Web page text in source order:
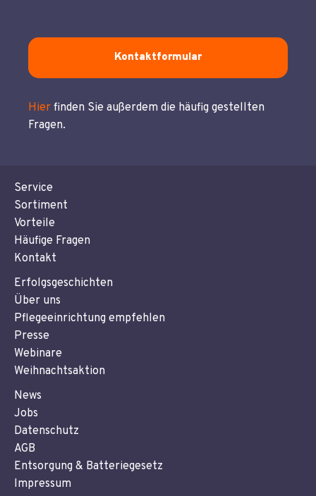
Kontaktformular
Hier finden Sie außerdem die häufig gestellten
Fragen.
Service
Sortiment
Vorteile
Häufige Fragen
Kontakt
Erfolgsgeschichten
Über uns
Pflegeeinrichtung empfehlen
Presse
Webinare
Weihnachtsaktion
News
Jobs
Datenschutz
AGB
Entsorgung & Batteriegesetz
Impressum